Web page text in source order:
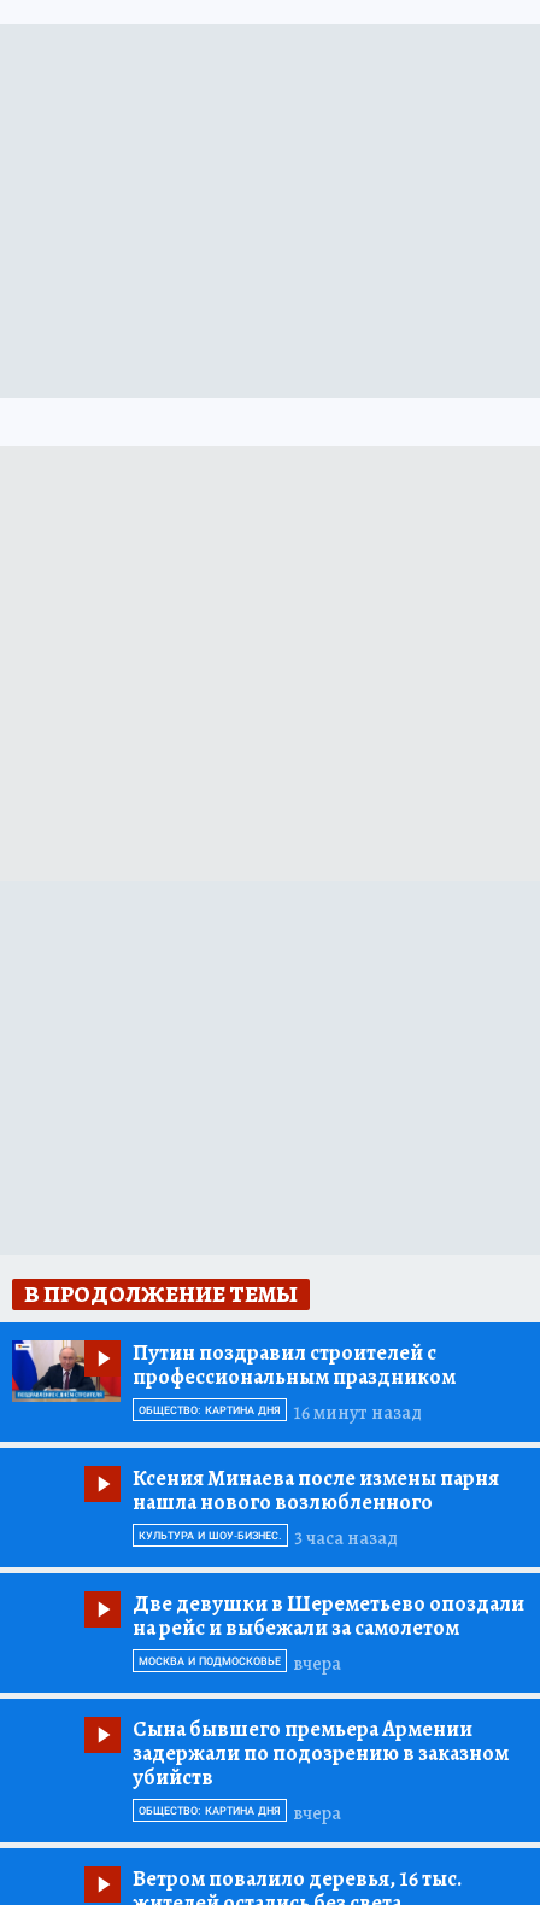
В ПРОДОЛЖЕНИЕ ТЕМЫ
Путин поздравил строителей с
профессиональным праздником
16 минут назад
ОБЩЕСТВО: КАРТИНА ДНЯ
Ксения Минаева после измены парня
нашла нового возлюбленного
3 часа назад
КУЛЬТУРА И ШОУ-БИЗНЕС.
Две девушки в Шереметьево опоздали
на рейс и выбежали за самолетом
вчера
МОСКВА И ПОДМОСКОВЬЕ
Сына бывшего премьера Армении
задержали по подозрению в заказном
убийств
вчера
ОБЩЕСТВО: КАРТИНА ДНЯ
Ветром повалило деревья, 16 тыс.